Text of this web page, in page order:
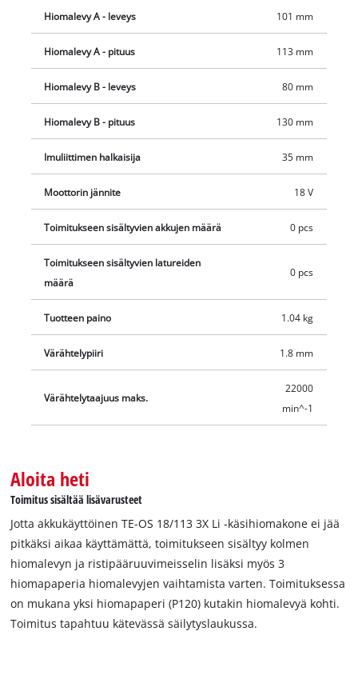
erikseen.Hiomalevy A - leveys 101 mm
Hiomalevy A - pituus 113 mm
Hiomalevy B - leveys 80 mm
Hiomalevy B - pituus 130 mm
Imuliittimen halkaisija 35 mm
Moottorin jännite 18 V
Toimitukseen sisältyvien akkujen määrä 0 pcs
Toimitukseen sisältyvien latureiden
määrä
0 pcs
Tuotteen paino 1.04 kg
Värähtelypiiri 1.8 mm
Värähtelytaajuus maks.
22000
min^-1
Aloita heti
Toimitus sisältää lisävarusteet
Jotta akkukäyttöinen TE-OS 18/113 3X Li -käsihiomakone ei jää
pitkäksi aikaa käyttämättä, toimitukseen sisältyy kolmen
hiomalevyn ja ristipääruuvimeisselin lisäksi myös 3
hiomapaperia hiomalevyjen vaihtamista varten. Toimituksessa
on mukana yksi hiomapaperi (P120) kutakin hiomalevyä kohti.
Toimitus tapahtuu kätevässä säilytyslaukussa.